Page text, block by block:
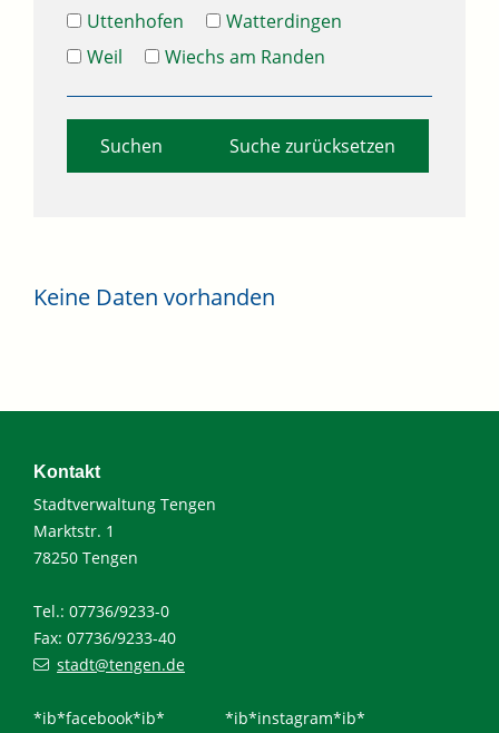
Uttenhofen
Watterdingen
Weil
Wiechs am Randen
Suche zurücksetzen
Keine Daten vorhanden
Kontakt
Stadtverwaltung Tengen
Marktstr. 1
78250 Tengen
Tel.: 07736/9233-0
Fax: 07736/9233-40
stadt@tengen.de
*ib*facebook*ib*
*ib*instagram*ib*